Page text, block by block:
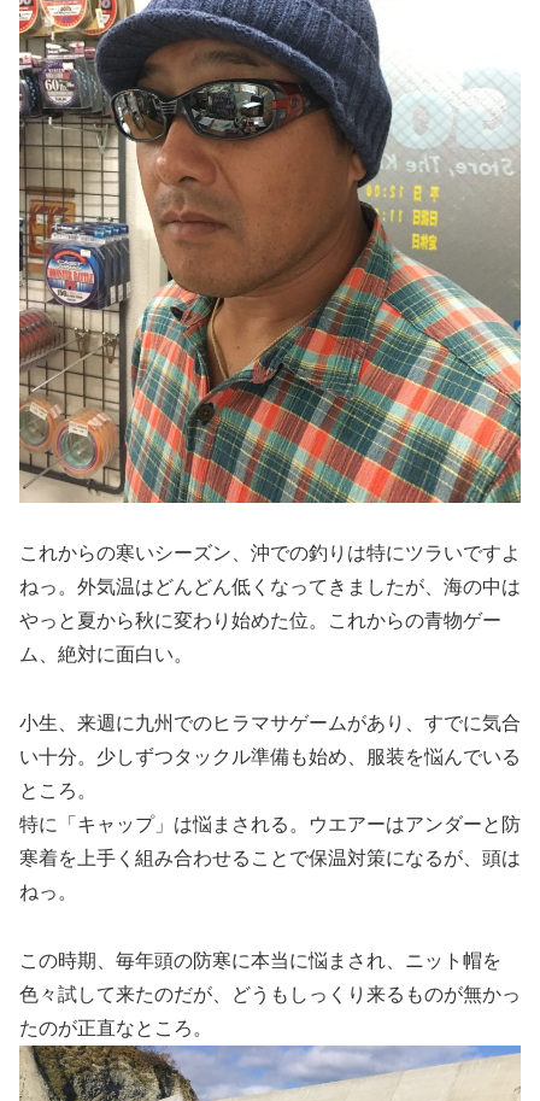
これからの寒いシーズン、沖での釣りは特にツラいですよ
ねっ。外気温はどんどん低くなってきましたが、海の中は
やっと夏から秋に変わり始めた位。これからの青物ゲー
ム、絶対に面白い。
小生、来週に九州でのヒラマサゲームがあり、すでに気合
い十分。少しずつタックル準備も始め、服装を悩んでいる
ところ。
特に「キャップ」は悩まされる。ウエアーはアンダーと防
寒着を上手く組み合わせることで保温対策になるが、頭は
ねっ。
この時期、毎年頭の防寒に本当に悩まされ、ニット帽を
色々試して来たのだが、どうもしっくり来るものが無かっ
たのが正直なところ。